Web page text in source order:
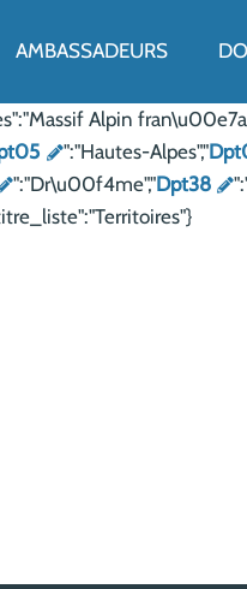
AMBASSADEURS
Alpin
":"Hautes-Alpes","
":"Dr\u00f4me","Dpt38